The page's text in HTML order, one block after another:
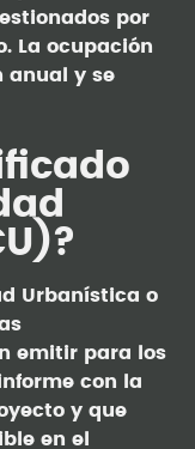
por
La ocupación
anual y se
Urbanística o
emitir para los
con la
y que
en el